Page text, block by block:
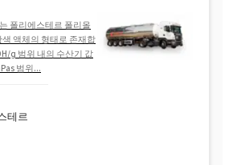
폴리에스테르 폴리올
액체의 형태로 존재합
g 범위 내의 수산기 값
범위...
테르